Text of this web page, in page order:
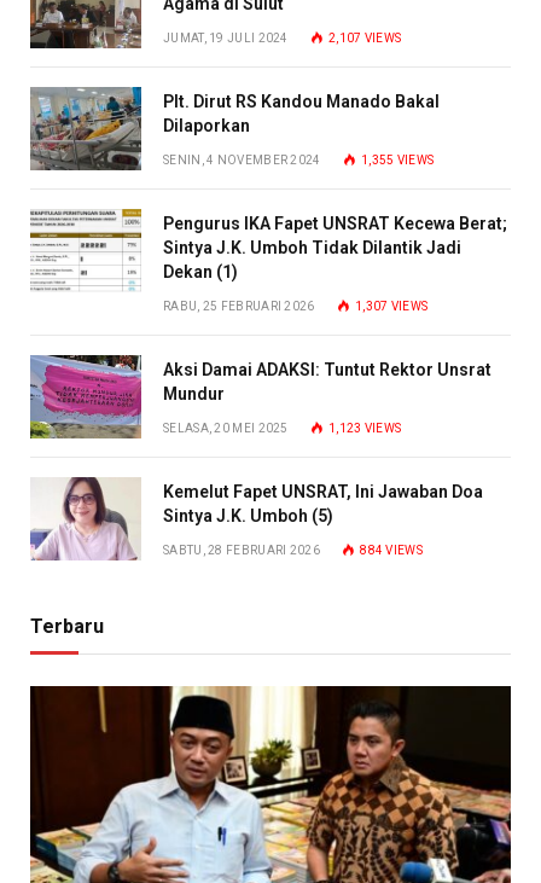
JUMAT, 19 JULI 2024 2,107 VIEWS
Plt. Dirut RS Kandou Manado Bakal
Dilaporkan
SENIN, 4 NOVEMBER 2024 1,355 VIEWS
Pengurus IKA Fapet UNSRAT Kecewa Berat;
Sintya J.K. Umboh Tidak Dilantik Jadi
Dekan (1)
RABU, 25 FEBRUARI 2026 1,307 VIEWS
Aksi Damai ADAKSI: Tuntut Rektor Unsrat
Mundur
SELASA, 20 MEI 2025 1,123 VIEWS
Kemelut Fapet UNSRAT, Ini Jawaban Doa
Sintya J.K. Umboh (5)
SABTU, 28 FEBRUARI 2026 884VIEWS
Terbaru